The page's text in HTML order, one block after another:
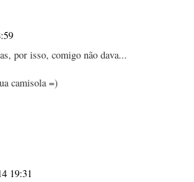
por isso, comigo não dava...
camisola =)
19:31